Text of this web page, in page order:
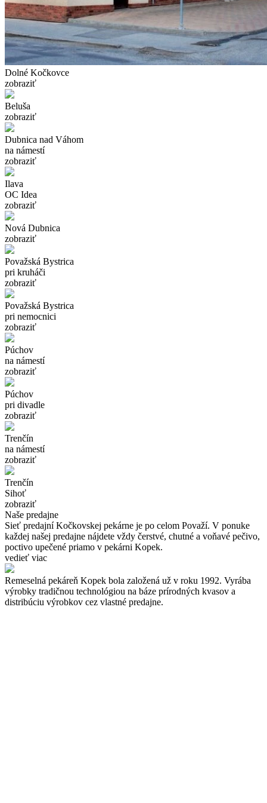
Dolné Kočkovce
zobraziť
Beluša
zobraziť
Dubnica nad Váhom
na námestí
zobraziť
Ilava
OC Idea
zobraziť
Nová Dubnica
zobraziť
Považská Bystrica
pri kruháči
zobraziť
Považská Bystrica
pri nemocnici
zobraziť
Púchov
na námestí
zobraziť
Púchov
pri divadle
zobraziť
Trenčín
na námestí
zobraziť
Trenčín
Sihoť
zobraziť
Naše predajne
Sieť predajní Kočkovskej pekárne je po celom Považí. V ponuke
každej našej predajne nájdete vždy čerstvé, chutné a voňavé pečivo,
poctivo upečené priamo v pekárni Kopek.
vedieť viac
Remeselná pekáreň Kopek bola založená už v roku 1992. Vyrába
výrobky tradičnou technológiou na báze prírodných kvasov a
distribúciu výrobkov cez vlastné predajne.